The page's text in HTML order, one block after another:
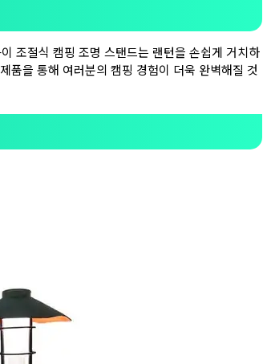
조절식 캠핑 조명 스탠드는 랜턴을 손쉽게 거치하
품을 통해 여러분의 캠핑 경험이 더욱 완벽해질 것